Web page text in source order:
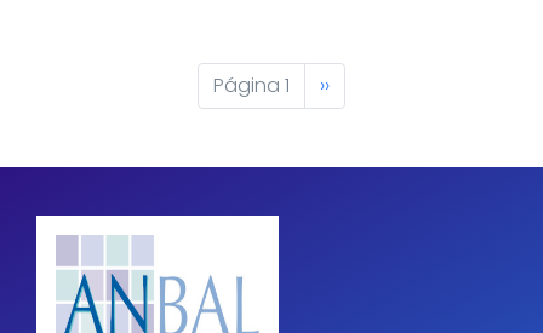
Página 1
Siguiente
página
››